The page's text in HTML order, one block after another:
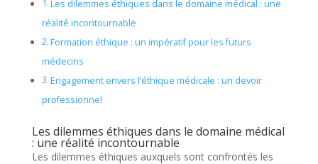
Les dilemmes éthiques dans le domaine médical : une
réalité incontournable
Formation éthique : un impératif pour les futurs
médecins
Engagement envers l’éthique médicale : un devoir
professionnel
Les dilemmes éthiques dans le domaine médical
: une réalité incontournable
Les dilemmes éthiques auxquels sont confrontés les